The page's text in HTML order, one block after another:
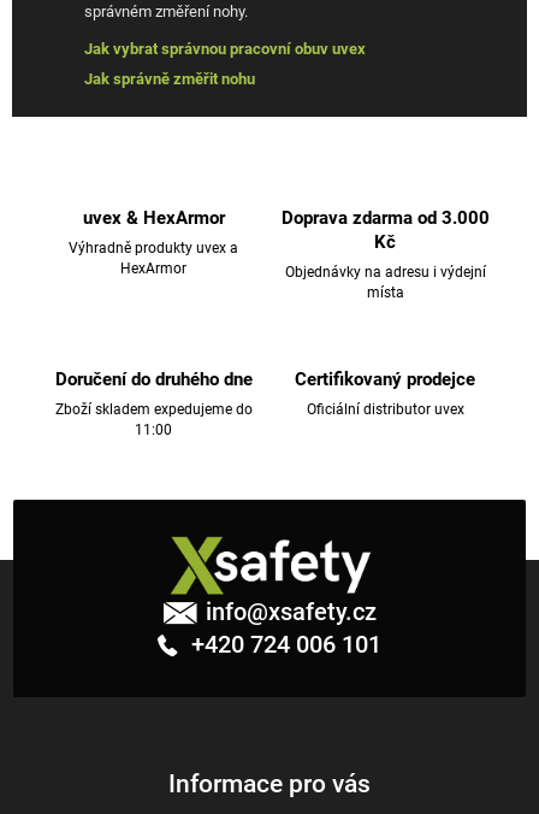
správném změření nohy.
Jak vybrat správnou pracovní obuv uvex
Jak správně změřit nohu
uvex & HexArmor
Výhradně produkty uvex a
HexArmor
Doprava zdarma od 3.000
Kč
Objednávky na adresu i výdejní
místa
Doručení do druhého dne
Zboží skladem expedujeme do
11:00
Certifikovaný prodejce
Oficiální distributor uvex
info@xsafety.cz
+420 724 006 101
Informace pro vás